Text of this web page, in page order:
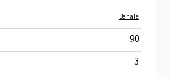
Banale
90
3